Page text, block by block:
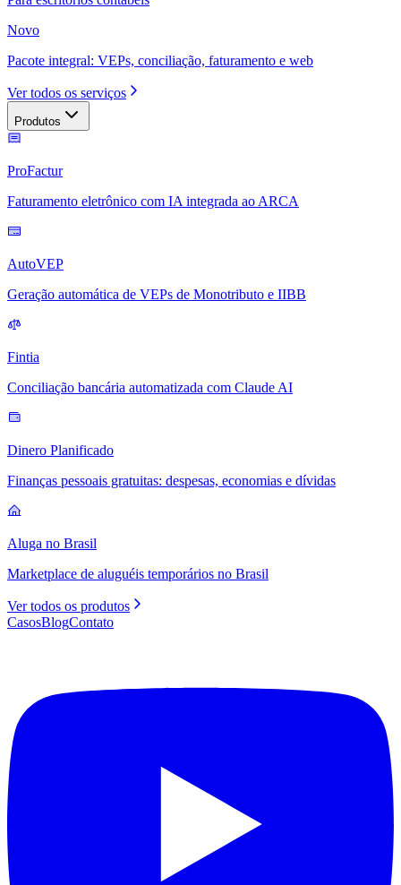
Novo
Pacote integral: VEPs, conciliação, faturamento e web
Ver todos os serviços
Produtos
ProFactur
Faturamento eletrônico com IA integrada ao ARCA
AutoVEP
Geração automática de VEPs de Monotributo e IIBB
Fintia
Conciliação bancária automatizada com Claude AI
Dinero Planificado
Finanças pessoais gratuitas: despesas, economias e dívidas
Aluga no Brasil
Marketplace de aluguéis temporários no Brasil
Ver todos os produtos
CasosBlogContato